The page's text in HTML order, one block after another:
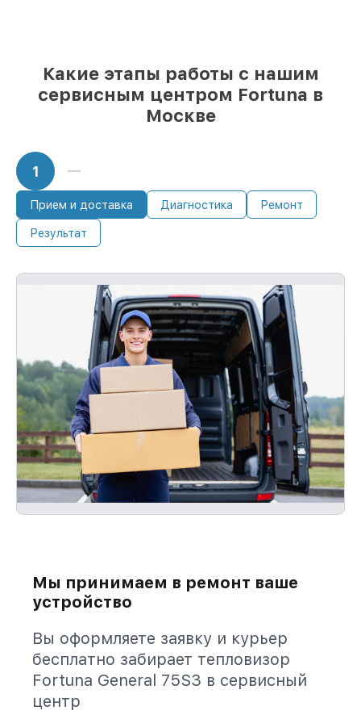
Какие этапы работы с нашим
сервисным центром Fortuna в
Москве
1
Прием и доставка Диагностика Ремонт
Результат
Мы принимаем в ремонт ваше
устройство
Вы оформляете заявку и курьер
бесплатно забирает тепловизор
Fortuna General 75S3 в сервисный
центр